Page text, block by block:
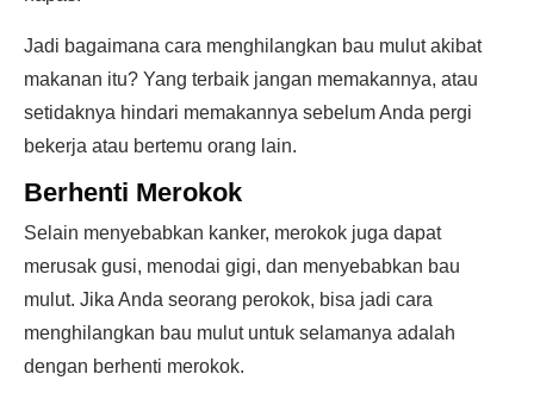
Jadi bagaimana cara menghilangkan bau mulut akibat
makanan itu? Yang terbaik jangan memakannya, atau
setidaknya hindari memakannya sebelum Anda pergi
bekerja atau bertemu orang lain.
Berhenti Merokok
Selain menyebabkan kanker, merokok juga dapat
merusak gusi, menodai gigi, dan menyebabkan bau
mulut. Jika Anda seorang perokok, bisa jadi cara
menghilangkan bau mulut untuk selamanya adalah
dengan berhenti merokok.